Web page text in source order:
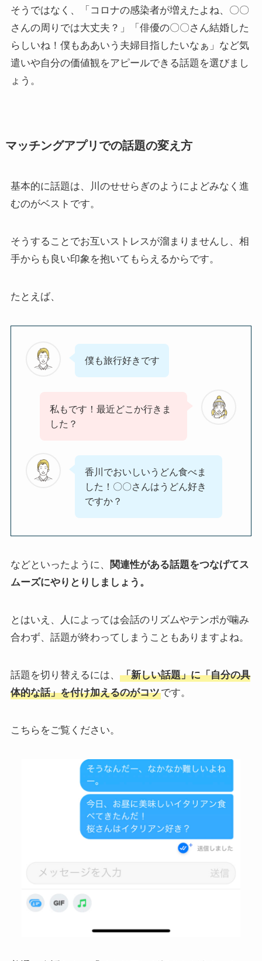
そうではなく、「コロナの感染者が増えたよね、〇〇
さんの周りでは大丈夫？」「俳優の〇〇さん結婚した
らしいね！僕もああいう夫婦目指したいなぁ」など気
遣いや自分の価値観をアピールできる話題を選びまし
ょう。
マッチングアプリでの話題の変え方
基本的に話題は、川のせせらぎのようによどみなく進
むのがベストです。
そうすることでお互いストレスが溜まりませんし、相
手からも良い印象を抱いてもらえるからです。
たとえば、
僕も旅行好きです
私もです！最近どこか行きま
した？
香川でおいしいうどん食べま
した！〇〇さんはうどん好き
ですか？
などといったように、
関連性がある話題をつなげてス
ムーズにやりとりしましょう。
とはいえ、人によっては会話のリズムやテンポが噛み
合わず、話題が終わってしまうこともありますよね。
話題を切り替えるには、
「新しい話題」に「自分の具
体的な話」を付け加えるのがコツです。
こちらをご覧ください。